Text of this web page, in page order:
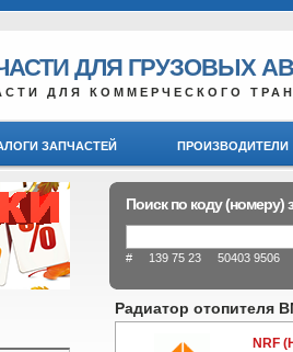
ДЛЯ ГРУЗОВЫХ
ДЛЯ КОММЕРЧЕСКОГО
ЗАПЧАСТЕЙ ПРОИЗВОДИТЕЛИ
Поиск по коду (номеру)
# 139 75 23 50403 9506
Радиатор отопителя
NRF